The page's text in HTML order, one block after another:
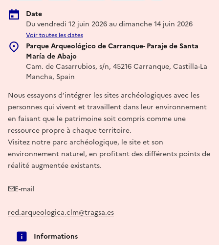
Date
Du vendredi 12 juin 2026 au dimanche 14 juin 2026
Voir toutes les dates
Parque Arqueológico de Carranque- Paraje de Santa
María de Abajo
Cam. de Casarrubios, s/n, 45216 Carranque, Castilla-La
Mancha, Spain
Nous essayons d’intégrer les sites archéologiques avec les
personnes qui vivent et travaillent dans leur environnement
en faisant que le patrimoine soit compris comme une
ressource propre à chaque territoire.
Visitez notre parc archéologique, le site et son
environnement naturel, en profitant des différents points de
réalité augmentée existants.
E-mail
red.arqueologica.clm@tragsa.es
Informations